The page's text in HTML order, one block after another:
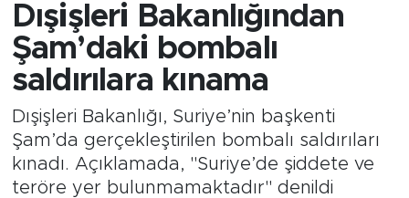
Dışişleri Bakanlığından
Şam’daki bombalı
saldırılara kınama
Dışişleri Bakanlığı, Suriye’nin başkenti
Şam’da gerçekleştirilen bombalı saldırıları
kınadı. Açıklamada, "Suriye’de şiddete ve
teröre yer bulunmamaktadır" denildi